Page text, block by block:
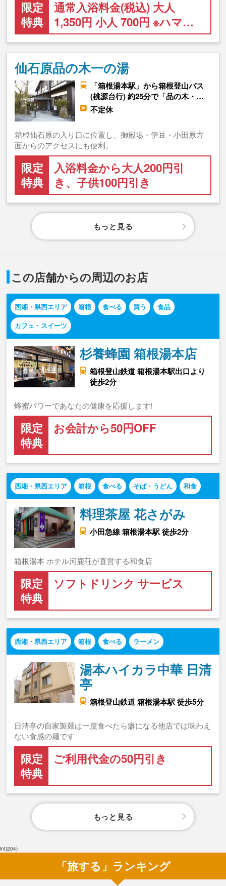
限定
特典
通常入浴料金(税込) 大人
1,350円 小人 700円 ※ハマ…
仙石原品の木一の湯
「箱根湯本駅」から箱根登山バス
(桃源台行) 約25分で「品の木・…
不定休
箱根仙石原の入り口に位置し、御殿場・伊豆・小田原方
面からのアクセスにも便利。
限定
特典
入浴料金から大人200円引
き、子供100円引き
もっと見る
この店舗からの周辺のお店
西湘・県西エリア 箱根 食べる 買う
食品
カフェ・スイーツ
杉養蜂園 箱根湯本店
箱根登山鉄道 箱根湯本駅出口より
徒歩2分
蜂蜜パワーであなたの健康を応援します!
限定
特典
お会計から50円OFF
西湘・県西エリア 箱根 食べる そば・うどん 和食
料理茶屋 花さがみ
小田急線 箱根湯本駅 徒歩2分
箱根湯本 ホテル河鹿荘が直営する和食店
限定
特典
ソフトドリンク サービス
西湘・県西エリア 箱根 食べる ラーメン
湯本ハイカラ中華 日清
亭
箱根登山鉄道 箱根湯本駅 徒歩5分
日清亭の自家製麺は一度食べたら癖になる他店では味わえ
ない食感の麺です
限定
特典
ご利用代金の50円引き
もっと見る
int(204)
「旅する」ランキング